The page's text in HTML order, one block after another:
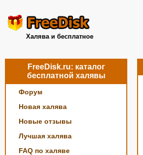
Халява и бесплатное
FreeDisk.ru: каталог
бесплатной халявы
Форум
Новая халява
Новые отзывы
Лучшая халява
FAQ по халяве